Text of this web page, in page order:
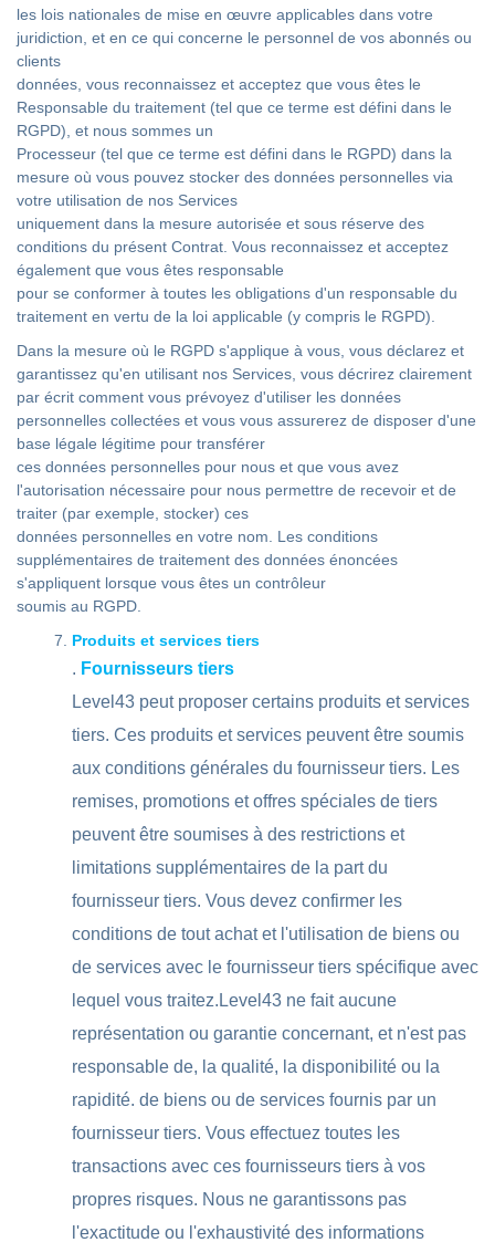
les lois nationales de mise en œuvre applicables dans votre
juridiction, et en ce qui concerne le personnel de vos abonnés ou
clients
données, vous reconnaissez et acceptez que vous êtes le
Responsable du traitement (tel que ce terme est défini dans le
RGPD), et nous sommes un
Processeur (tel que ce terme est défini dans le RGPD) dans la
mesure où vous pouvez stocker des données personnelles via
votre utilisation de nos Services
uniquement dans la mesure autorisée et sous réserve des
conditions du présent Contrat. Vous reconnaissez et acceptez
également que vous êtes responsable
pour se conformer à toutes les obligations d'un responsable du
traitement en vertu de la loi applicable (y compris le RGPD).
Dans la mesure où le RGPD s'applique à vous, vous déclarez et
garantissez qu'en utilisant nos Services, vous décrirez clairement
par écrit comment vous prévoyez d'utiliser les données
personnelles collectées et vous vous assurerez de disposer d'une
base légale légitime pour transférer
ces données personnelles pour nous et que vous avez
l'autorisation nécessaire pour nous permettre de recevoir et de
traiter (par exemple, stocker) ces
données personnelles en votre nom. Les conditions
supplémentaires de traitement des données énoncées
s'appliquent lorsque vous êtes un contrôleur
soumis au RGPD.
Produits et services tiers
. Fournisseurs tiers
Level43 peut proposer certains produits et services
tiers. Ces produits et services peuvent être soumis
aux conditions générales du fournisseur tiers. Les
remises, promotions et offres spéciales de tiers
peuvent être soumises à des restrictions et
limitations supplémentaires de la part du
fournisseur tiers. Vous devez confirmer les
conditions de tout achat et l'utilisation de biens ou
de services avec le fournisseur tiers spécifique avec
lequel vous traitez.Level43 ne fait aucune
représentation ou garantie concernant, et n'est pas
responsable de, la qualité, la disponibilité ou la
rapidité. de biens ou de services fournis par un
fournisseur tiers. Vous effectuez toutes les
transactions avec ces fournisseurs tiers à vos
propres risques. Nous ne garantissons pas
l'exactitude ou l'exhaustivité des informations